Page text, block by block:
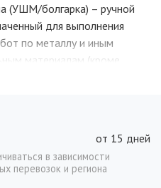
(УШМ/болгарка) – ручной
для выполнения
по металлу и иным
материалам (кроме
воды, в
Машина может работать
или отрезным кругом, а
(металлическими/
щетками,
и т.п. с рабочей
от 15 дней
в зависимости
перевозок и региона